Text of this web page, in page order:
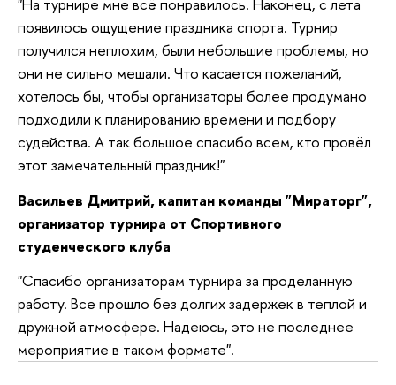
"На турнире мне всё понравилось. Наконец, с лета
появилось ощущение праздника спорта. Турнир
получился неплохим, были небольшие проблемы, но
они не сильно мешали. Что касается пожеланий,
хотелось бы, чтобы организаторы более продумано
подходили к планированию времени и подбору
судейства. А так большое спасибо всем, кто провёл
этот замечательный праздник!"
Васильев Дмитрий, капитан команды "Мираторг",
организатор турнира от Спортивного
студенческого клуба
"Спасибо организаторам турнира за проделанную
работу. Все прошло без долгих задержек в теплой и
дружной атмосфере. Надеюсь, это не последнее
мероприятие в таком формате".